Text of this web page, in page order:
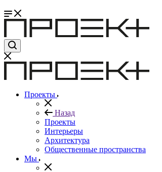
Проекты
Назад
Проекты
Интерьеры
Архитектура
Общественные пространства
Мы